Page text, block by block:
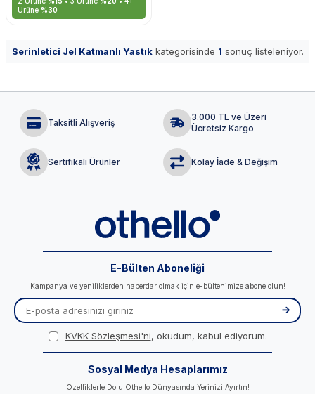
Ürüne %30
Serinletici Jel Katmanlı Yastıkkategorisinde 1 sonuç listeleniyor.
Taksitli Alışveriş
3.000 TL ve Üzeri
Ücretsiz Kargo
Sertifikalı Ürünler Kolay İade & Değişim
E-Bülten Aboneliği
Kampanya ve yeniliklerden haberdar olmak için e-bültenimize abone olun!
KVKK Sözleşmesi'ni, okudum, kabul ediyorum.
Sosyal Medya Hesaplarımız
Özelliklerle Dolu Othello Dünyasında Yerinizi Ayırtın!